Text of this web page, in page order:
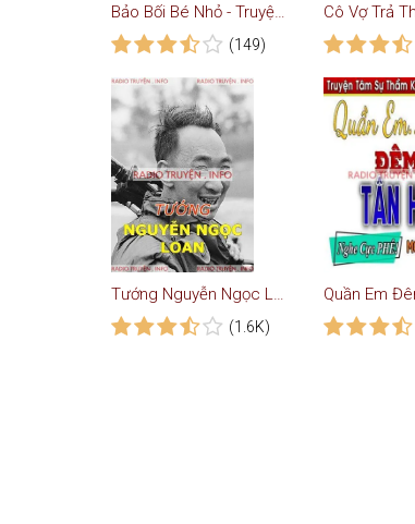
Bảo Bối Bé Nhỏ - Truyện Ngôn Tình
(149)
Cô Vợ Trả
Tướng Nguyễn Ngọc Loan
(1.6K)
Quần Em